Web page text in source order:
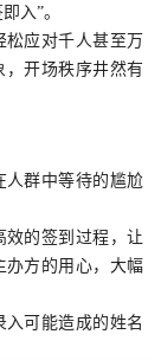
入”。
松应对千人甚至万
，开场秩序井然有
人群中等待的尴尬
效的签到过程，让
办方的用心，大幅
入可能造成的姓名